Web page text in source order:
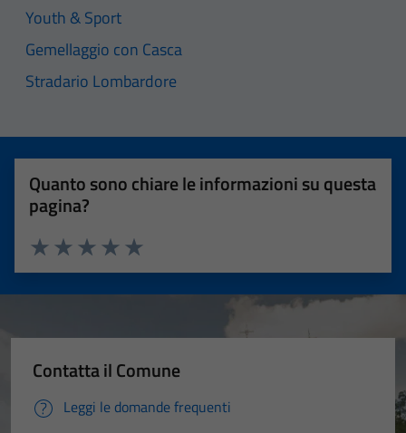
Youth & Sport
Gemellaggio con Casca
Stradario Lombardore
Quanto sono chiare le informazioni su questa
pagina?
Valuta 5 stelle su 5
Valuta 4 stelle su 5
Valuta 3 stelle su 5
Valuta 2 stelle su 5
Valuta 1 stelle su 5
Contatta il Comune
Leggi le domande frequenti